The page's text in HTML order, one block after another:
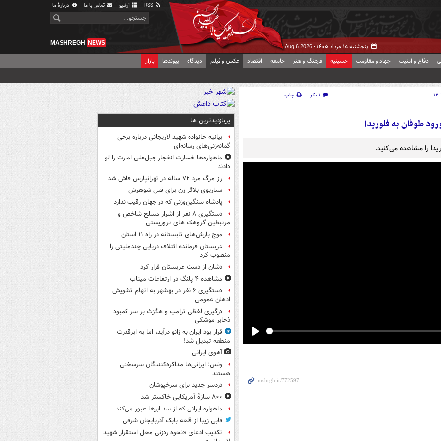
آرشیو تماس با ما دربارهٔ ما
پنجشنبه ۱۵ مرداد ۱۴۰۵ - Aug 6 2026
MASHREGH NEWS
دفاع و امنیت جهاد و مقاومت حسینیه فرهنگ و هنر جامعه اقتصاد عکس و فیلم دیدگاه پیوندها بازار
۱ نظر
چاپ
طوفان به فلوریدا
را مشاهده می‌کنید.
پربازدیدترین ها
بیانیه خانواده شهید لاریجانی درباره برخی
گمانه‌زنی‌های رسانه‌ای
ماهواره‌ها خسارت انفجار جبل‌علی امارت را لو
دادند
راز مرگ مرد ۷۲ ساله در تهرانپارس فاش شد
سناریوی بلاگر زن برای قتل شوهرش
پادشاه سنگین‌وزنی که در جهان رقیب ندارد
دستگیری ۸ نفر از اشرار مسلح شاخص و
مرتبطین گروهک های تروریستی
موج بارش‌های تابستانه در راه ۱۱ استان
عربستان فرمانده ائتلاف دریایی چندملیتی را
منصوب کرد
دشان از دست عربستان فرار کرد
مشاهده ۴ پلنگ در ارتفاعات میناب
دستگیری ۶ نفر در بهشهر به اتهام تشویش
اذهان عمومی
درگیری لفظی ترامپ و هگزث بر سر کمبود
ذخایر موشکی
قرار بود ایران به زانو درآید، اما به ابرقدرت
منطقه تبدیل شد!
آهوی ایرانی
ونس: ایرانی‌ها مذاکره‌کنندگان سرسختی
هستند
دردسر جدید برای سرخپوشان
۸۰۰ سازۀ آمریکایی خاکستر شد
ماهواره ایرانی که از سد ابرها عبور می‌کند
قابی زیبا از قلعه بابک آذربایجان شرقی
تکذیب ادعای «نحوه ردزنی محل استقرار شهید